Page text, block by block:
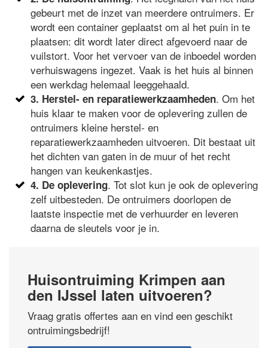
gebeurt met de inzet van meerdere ontruimers. Er
wordt een container geplaatst om al het puin in te
plaatsen: dit wordt later direct afgevoerd naar de
vuilstort. Voor het vervoer van de inboedel worden
verhuiswagens ingezet. Vaak is het huis al binnen
een werkdag helemaal leeggehaald.
3. Herstel- en reparatiewerkzaamheden. Om het
huis klaar te maken voor de oplevering zullen de
ontruimers kleine herstel- en
reparatiewerkzaamheden uitvoeren. Dit bestaat uit
het dichten van gaten in de muur of het recht
hangen van keukenkastjes.
4. De oplevering. Tot slot kun je ook de oplevering
zelf uitbesteden. De ontruimers doorlopen de
laatste inspectie met de verhuurder en leveren
daarna de sleutels voor je in.
Huisontruiming Krimpen aan
den IJssel laten uitvoeren?
Vraag gratis offertes aan en vind een geschikt
ontruimingsbedrijf!